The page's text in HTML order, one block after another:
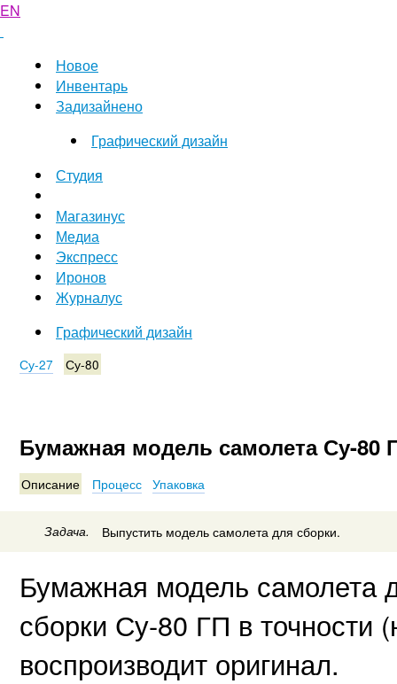
EN
Новое
Инвентарь
Задизайнено
Графический дизайн
Студия
Магазинус
Медиа
Экспресс
Иронов
Журналус
Графический дизайн
Су-27 Су-80
Бумажная модель самолета Су-80
Описание Процесс Упаковка
Задача. Выпустить модель самолета для сборки.
Бумажная модель самолета
сборки Су-80 ГП в точности
воспроизводит оригинал.